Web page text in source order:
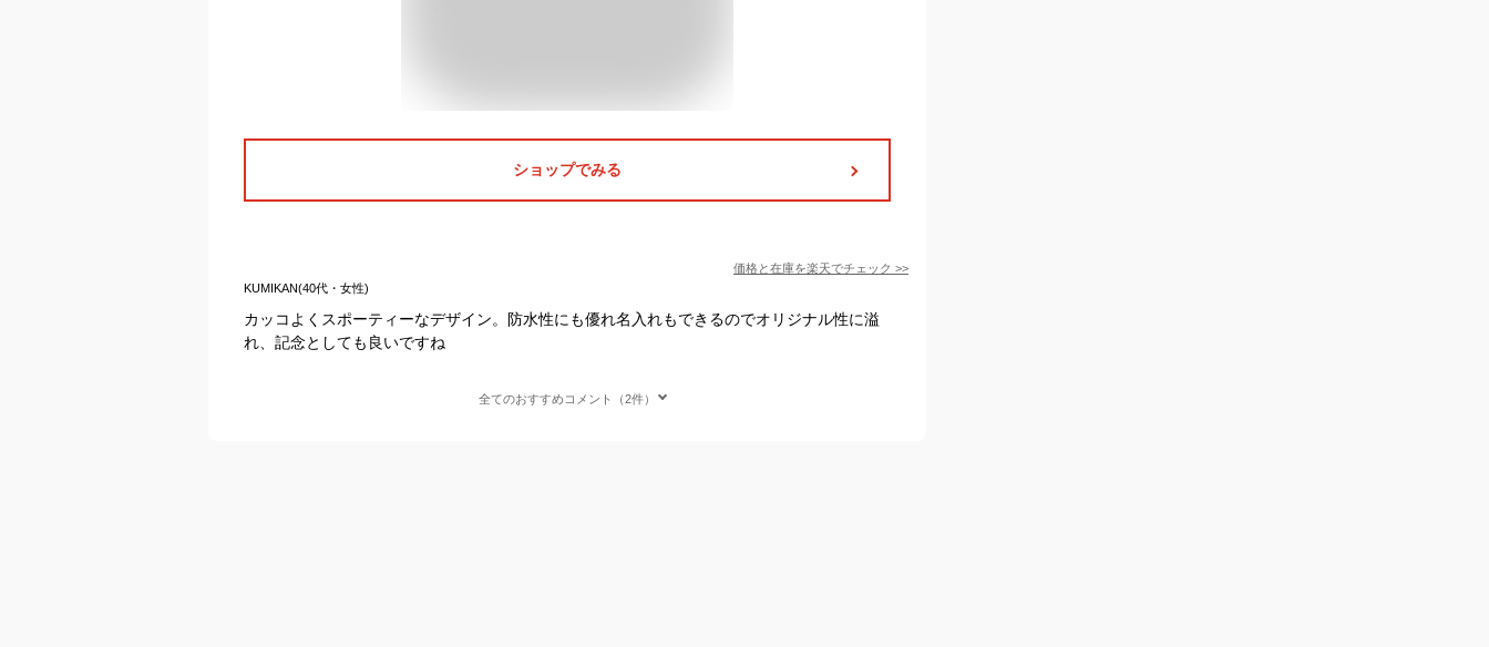
ショップでみる
価格と在庫を楽天でチェック >>
KUMIKAN(40代・女性)
カッコよくスポーティーなデザイン。防水性にも優れ名入れもできるのでオリジナル性に溢
れ、記念としても良いですね
全てのおすすめコメント（2件）